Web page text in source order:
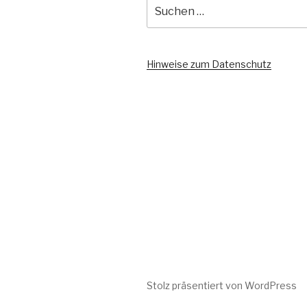
nach:
Hinweise zum Datenschutz
Stolz präsentiert von WordPress